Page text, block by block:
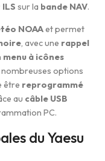
sur la bande NAV.
NOAAet permet
, avec une rappel
menu à icônes
options
être reprogrammé
au câble USB
PC.
du Yaesu